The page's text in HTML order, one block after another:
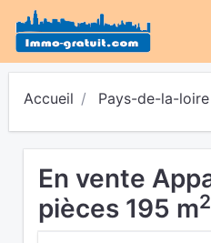
Accueil Pays-de-la-loire
En vente
pièces 195 m2